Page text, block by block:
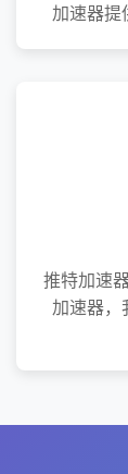
加速器提
推特加速
加速器，